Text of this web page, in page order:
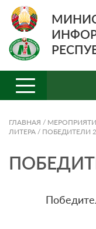
ГЛАВНАЯ /
ЛИТЕРА / ПОБЕДИТЕЛИ